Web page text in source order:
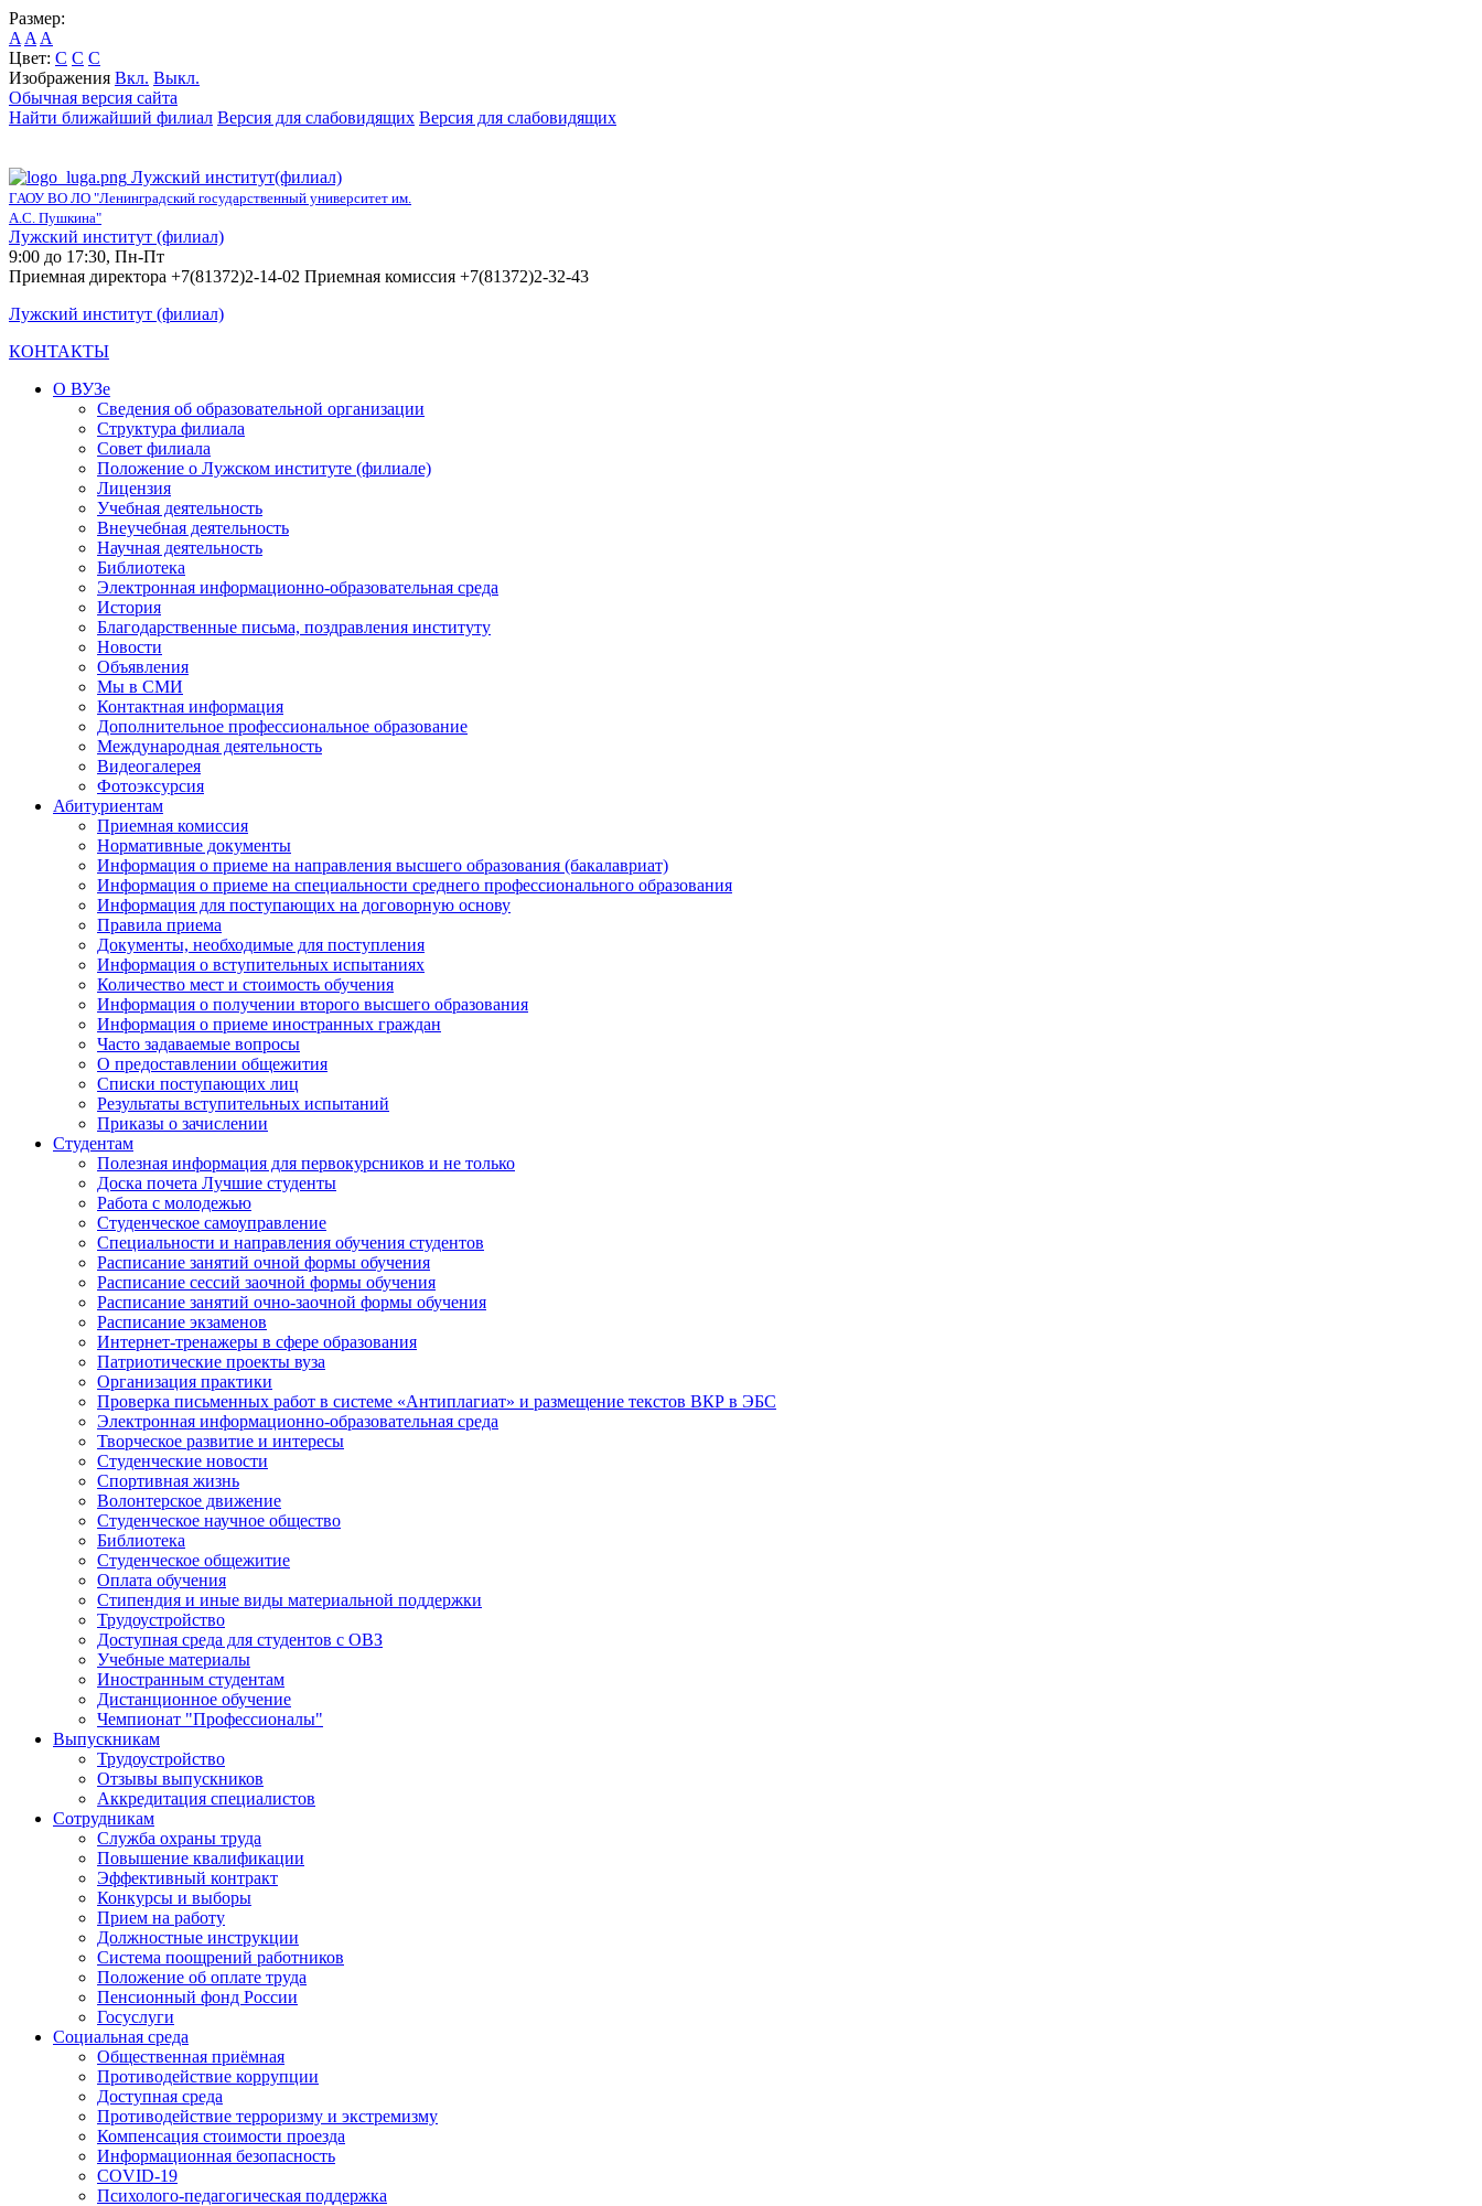
Размер:
A A A
Цвет: C C C
Изображения Вкл. Выкл.
Обычная версия сайта
Найти ближайший филиал Версия для слабовидящих Версия для слабовидящих
Лужский институт(филиал)
ГАОУ ВО ЛО "Ленинградский государственный университет им.
А.С. Пушкина"
Лужский институт (филиал)
9:00 до 17:30, Пн-Пт
Приемная директора +7(81372)2-14-02 Приемная комиссия +7(81372)2-32-43
Лужский институт (филиал)
КОНТАКТЫ
О ВУЗе
Сведения об образовательной организации
Структура филиала
Совет филиала
Положение о Лужском институте (филиале)
Лицензия
Учебная деятельность
Внеучебная деятельность
Научная деятельность
Библиотека
Электронная информационно-образовательная среда
История
Благодарственные письма, поздравления институту
Новости
Объявления
Мы в СМИ
Контактная информация
Дополнительное профессиональное образование
Международная деятельность
Видеогалерея
Фотоэксурсия
Абитуриентам
Приемная комиссия
Нормативные документы
Информация о приеме на направления высшего образования (бакалавриат)
Информация о приеме на специальности среднего профессионального образования
Информация для поступающих на договорную основу
Правила приема
Документы, необходимые для поступления
Информация о вступительных испытаниях
Количество мест и стоимость обучения
Информация о получении второго высшего образования
Информация о приеме иностранных граждан
Часто задаваемые вопросы
О предоставлении общежития
Списки поступающих лиц
Результаты вступительных испытаний
Приказы о зачислении
Студентам
Полезная информация для первокурсников и не только
Доска почета Лучшие студенты
Работа с молодежью
Студенческое самоуправление
Специальности и направления обучения студентов
Расписание занятий очной формы обучения
Расписание сессий заочной формы обучения
Расписание занятий очно-заочной формы обучения
Расписание экзаменов
Интернет-тренажеры в сфере образования
Патриотические проекты вуза
Организация практики
Проверка письменных работ в системе «Антиплагиат» и размещение текстов ВКР в ЭБС
Электронная информационно-образовательная среда
Творческое развитие и интересы
Студенческие новости
Спортивная жизнь
Волонтерское движение
Студенческое научное общество
Библиотека
Студенческое общежитие
Оплата обучения
Стипендия и иные виды материальной поддержки
Трудоустройство
Доступная среда для студентов с ОВЗ
Учебные материалы
Иностранным студентам
Дистанционное обучение
Чемпионат "Профессионалы"
Выпускникам
Трудоустройство
Отзывы выпускников
Аккредитация специалистов
Сотрудникам
Служба охраны труда
Повышение квалификации
Эффективный контракт
Конкурсы и выборы
Прием на работу
Должностные инструкции
Система поощрений работников
Положение об оплате труда
Пенсионный фонд России
Госуслуги
Социальная среда
Общественная приёмная
Противодействие коррупции
Доступная среда
Противодействие терроризму и экстремизму
Компенсация стоимости проезда
Информационная безопасность
COVID-19
Психолого-педагогическая поддержка